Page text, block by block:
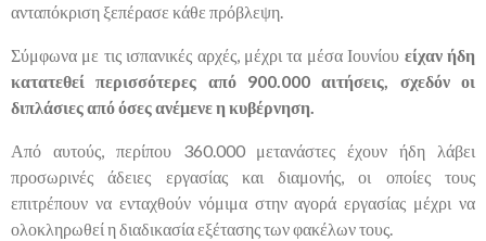
ανταπόκριση ξεπέρασε κάθε πρόβλεψη.
Σύμφωνα με τις ισπανικές αρχές, μέχρι τα μέσα Ιουνίου είχαν ήδη
κατατεθεί περισσότερες από 900.000 αιτήσεις, σχεδόν οι
διπλάσιες από όσες ανέμενε η κυβέρνηση.
Από αυτούς, περίπου 360.000 μετανάστες έχουν ήδη λάβει
προσωρινές άδειες εργασίας και διαμονής, οι οποίες τους
επιτρέπουν να ενταχθούν νόμιμα στην αγορά εργασίας μέχρι να
ολοκληρωθεί η διαδικασία εξέτασης των φακέλων τους.